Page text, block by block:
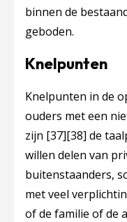
binnen de
geboden.
Knelpunten
Knelpunten in de
ouders met een
zijn [37][38] de
willen delen van
buitenstaanders,
met veel
of de familie of de